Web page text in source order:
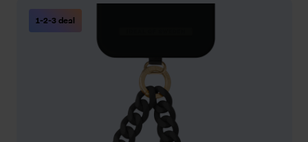
1-2-3 deal